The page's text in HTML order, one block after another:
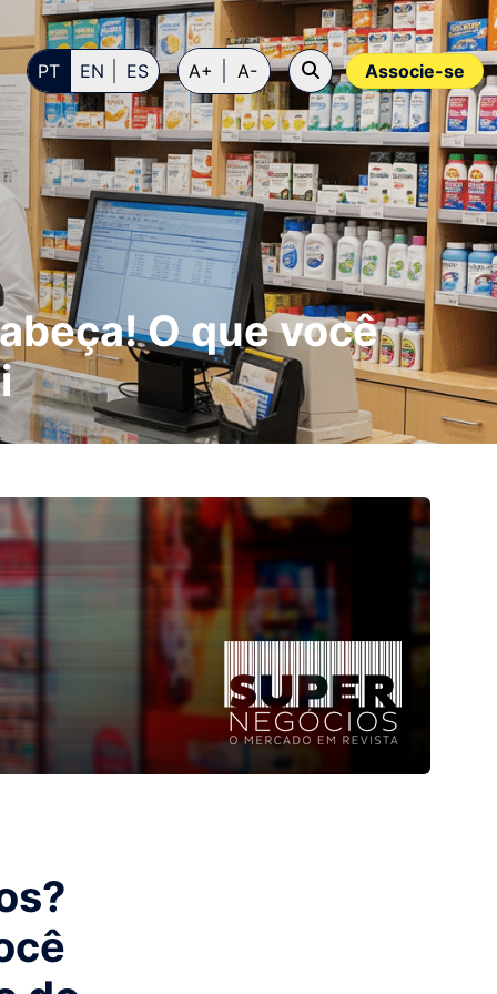
Associe-se
PT EN ES A+ A-
O que você